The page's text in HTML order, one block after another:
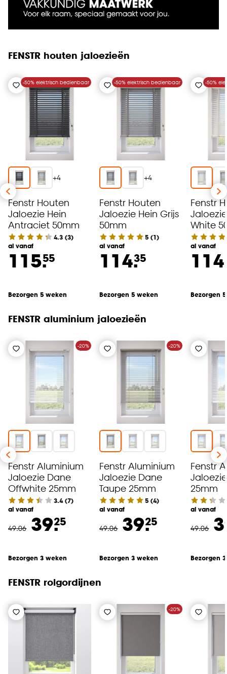
FENSTR houten jaloezieën
-50% elektrisch bedienbaar
+4
Fenstr Houten
Jaloezie Hein
Antraciet 50mm
4.3 (3)
al vanaf
115.55
Bezorgen 5 weken
-50% elektrisch bedienbaar
+4
Fenstr Houten
Jaloezie Hein Grijs
50mm
5 (1)
al vanaf
114.35
Bezorgen 5 weken
-50%
Fenstr
White
al vanaf
Bezorgen
FENSTR aluminium jaloezieën
-20%
Fenstr Aluminium
Jaloezie Dane
Offwhite 25mm
3.4(7)
al vanaf
49.06 39.25
Bezorgen 3 weken
-20%
Fenstr Aluminium
Jaloezie Dane
Taupe 25mm
5 (4)
al vanaf
49.06 39.25
Bezorgen 3 weken
Fenstr
25mm
al vanaf
49.06
Bezorgen
FENSTR rolgordijnen
-20%